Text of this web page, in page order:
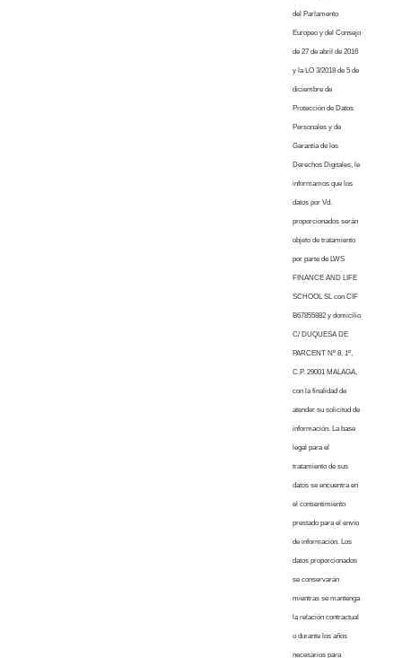
del Parlamento
Europeo y del Consejo
de 27 de abril de 2016
y la LO 3/2018 de 5 de
diciembre de
Protección de Datos
Personales y de
Garantía de los
Derechos Digitales, le
informamos que los
datos por Vd.
proporcionados serán
objeto de tratamiento
por parte de LWS
FINANCE AND LIFE
SCHOOL SL con CIF
B67855882 y domicilio
C/ DUQUESA DE
PARCENT Nº 8, 1º,
C.P. 29001 MALAGA,
con la finalidad de
atender su solicitud de
información. La base
legal para el
tratamiento de sus
datos se encuentra en
el consentimiento
prestado para el envío
de información. Los
datos proporcionados
se conservarán
mientras se mantenga
la relación contractual
o durante los años
necesarios para